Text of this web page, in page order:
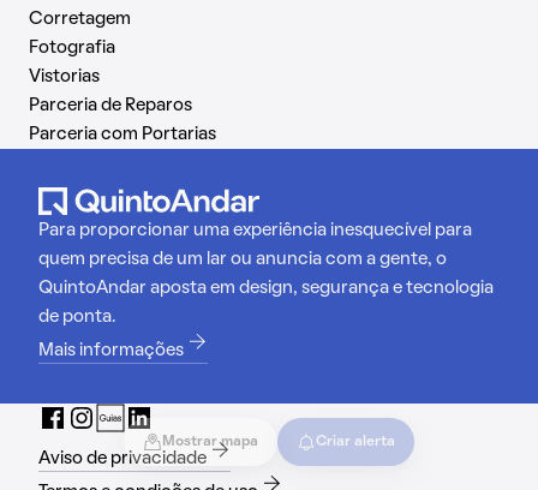
Mostrar mapa Criar alerta
Corretagem
Fotografia
Vistorias
Parceria de Reparos
Parceria com Portarias
Para proporcionar uma experiência inesquecível para
quem precisa de um lar ou anuncia com a gente, o
QuintoAndar aposta em design, segurança e tecnologia
de ponta.
Mais informações
Aviso de privacidade